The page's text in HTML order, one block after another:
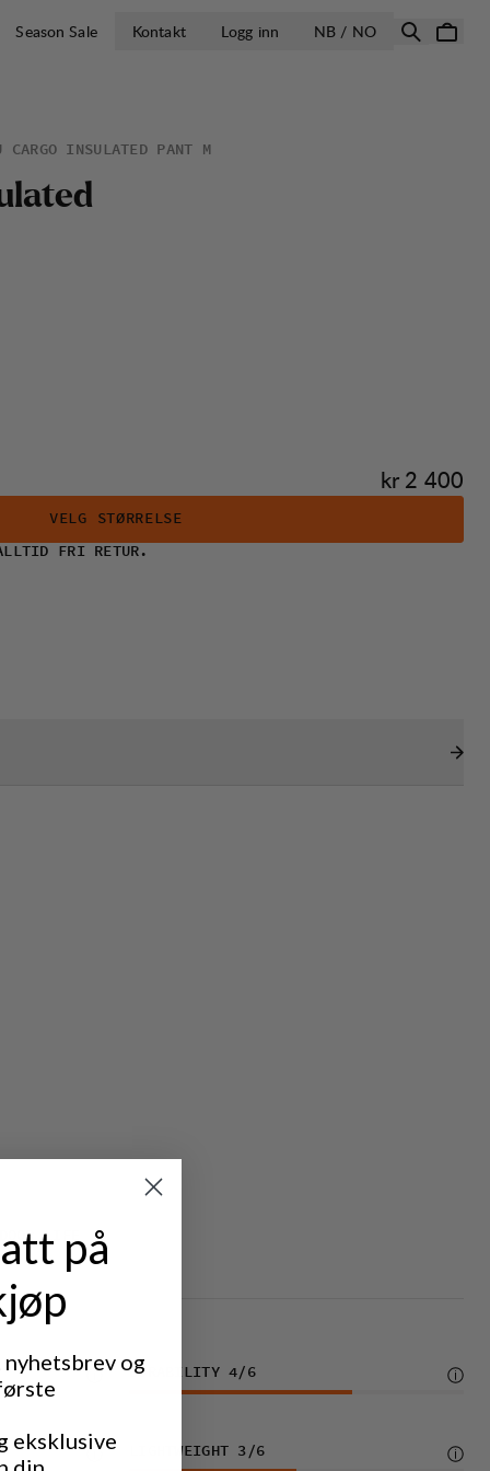
Season Sale Kontakt Logg inn NB / NOÅPNE VELG
CARGO INSULATED PANT M
lated
Pris:
kr 2 400
VELG STØRRELSE
FRI RETUR.
LIFE
DURABILITY 4/6
LIGHTWEIGHT 3 /6
på
og
eksklusive